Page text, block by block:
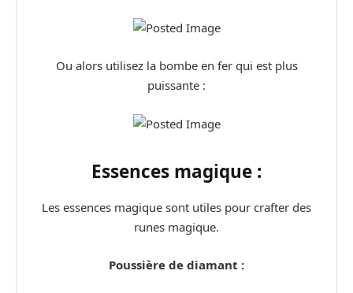
Ou alors utilisez la bombe en fer qui est plus
puissante :
Essences magique :
Les essences magique sont utiles pour crafter des
runes magique.
Poussière de diamant :